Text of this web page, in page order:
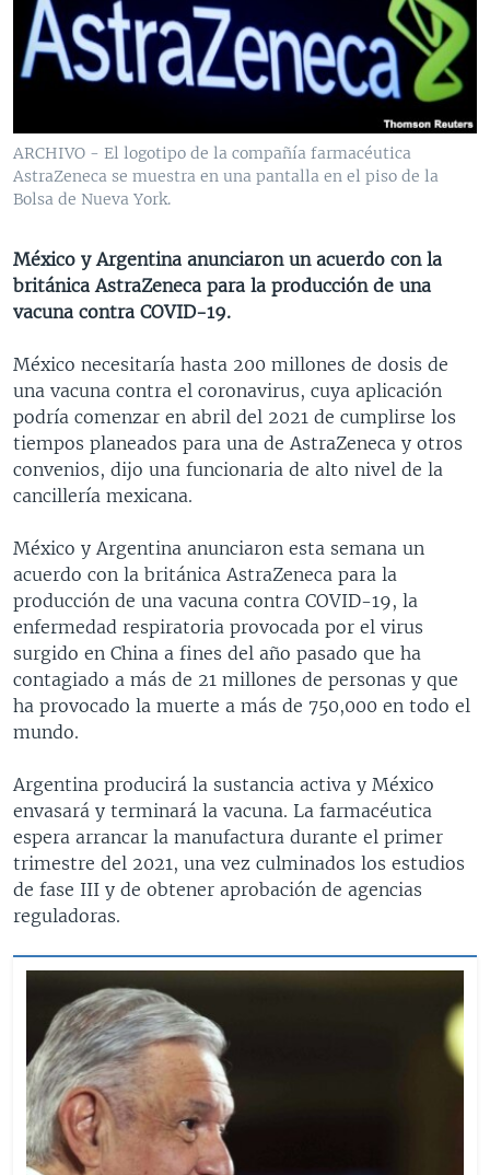
VENEZUELA
BRASIL
NICARAGUA
ECONOMÍA
ENTRETENIMIENTO Y CULTURA
DEPORTES
CIENCIA Y SALUD
MULTIMEDIA
VIDEOS
AUDIOS
PROGRAMAS TV
FORO INTERAMERICANO
VISIÓN 360
PANORAMA
AVANCE INFORMATIVO
AUDIONOTICIAS
ESTADOS UNIDOS AL DÍA
EL MUNDO AL DÍA [RADIO]
DEPORTIVO INTERNACIONAL
NOTA ECONÓMICA
ENTRETENIMIENTO
DIRECT
DOCUMENTALES DE LA VOA
SÍGANOS
Idiomas
ARCHIVO - El logotipo de la compañía farmacéutica
AstraZeneca se muestra en una pantalla en el piso de la
Bolsa de Nueva York.
México y Argentina anunciaron un acuerdo con la
británica AstraZeneca para la producción de una
vacuna contra COVID-19.
México necesitaría hasta 200 millones de dosis de
una vacuna contra el coronavirus, cuya aplicación
podría comenzar en abril del 2021 de cumplirse los
tiempos planeados para una de AstraZeneca y otros
convenios, dijo una funcionaria de alto nivel de la
cancillería mexicana.
México y Argentina anunciaron esta semana un
acuerdo con la británica AstraZeneca para la
producción de una vacuna contra COVID-19, la
enfermedad respiratoria provocada por el virus
surgido en China a fines del año pasado que ha
contagiado a más de 21 millones de personas y que
ha provocado la muerte a más de 750,000 en todo el
mundo.
Argentina producirá la sustancia activa y México
envasará y terminará la vacuna. La farmacéutica
espera arrancar la manufactura durante el primer
trimestre del 2021, una vez culminados los estudios
de fase III y de obtener aprobación de agencias
reguladoras.